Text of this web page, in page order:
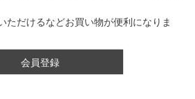
ただけるなどお買い物が便利になりま
会員登録